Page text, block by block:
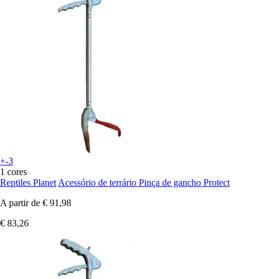
+-3
1 cores
Reptiles Planet Acessório de terrário Pinça de gancho Protect
A partir de € 91,98
€ 83,26